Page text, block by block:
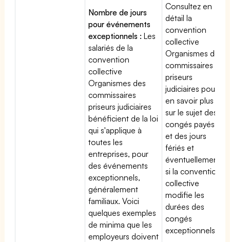
Nombre de jours
pour événements
exceptionnels : Les
salariés de la
convention
collective
Organismes des
commissaires
priseurs judiciaires
bénéficient de la loi
qui s'applique à
toutes les
entreprises, pour
des événements
exceptionnels,
généralement
familiaux. Voici
quelques exemples
de minima que les
employeurs doivent
Consultez en
détail la
convention
collective
Organismes des
commissaires
priseurs
judiciaires pour
en savoir plus
sur le sujet des
congés payés
et des jours
fériés et
éventuellement
si la convention
collective
modifie les
durées des
congés
exceptionnels.